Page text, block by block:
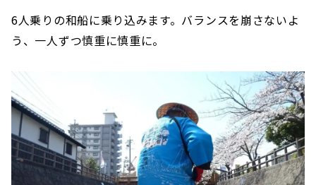
6人乗りの和船に乗り込みます。バランスを崩さないよ
う、一人ずつ慎重に慎重に。